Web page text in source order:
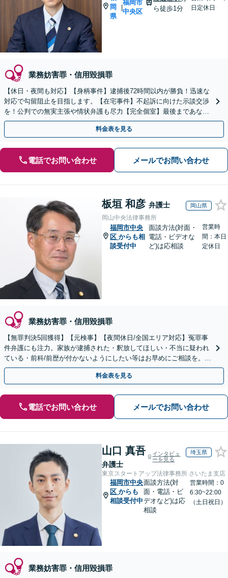
岡
県
|
福岡市
中央区
ら徒歩1分
日定休日
業務妨害罪・信用毀損罪
【休日・夜間も対応】【身柄事件】逮捕後72時間以内が勝負！迅速な
対応で勾留阻止を目指します。【在宅事件】不起訴に向けた示談交渉
を！公判での無実主張や情状弁護も尽力【完全個室】最後まであなた
の味方です。ご相談ください。
料金表を見る
電話でお問い合わせ メールでお問い合わせ
板垣 和彦 弁護士 岡山県
岡山中央法律事務所
福岡市中央
区 からも相
談受付中
面談方法(対面・
電話・ビデオな
ど)は応相談
営業時
間：本日
定休日
業務妨害罪・信用毀損罪
【無罪判決5回獲得】【元検事】【夜間休日/全国エリア対応】冤罪事
件弁護にも注力。家族が逮捕された・釈放してほしい・不当に疑われ
ている・前科/前歴が付かないようにしたい等はお早めにご相談を。迅
速に的確な対応に定評あり【分割払い可】
料金表を見る
電話でお問い合わせ メールでお問い合わせ
山口 真吾
弁護士
インタビュ
ーを見る
埼玉県
東京スタートアップ法律事務所 さいたま支店
福岡市中央
区 からも
相談受付中
面談方法(対
面・電話・ビ
デオなど)は応
相談
営業時間：0
6:30~22:00
（土日祝日）
業務妨害罪・信用毀損罪